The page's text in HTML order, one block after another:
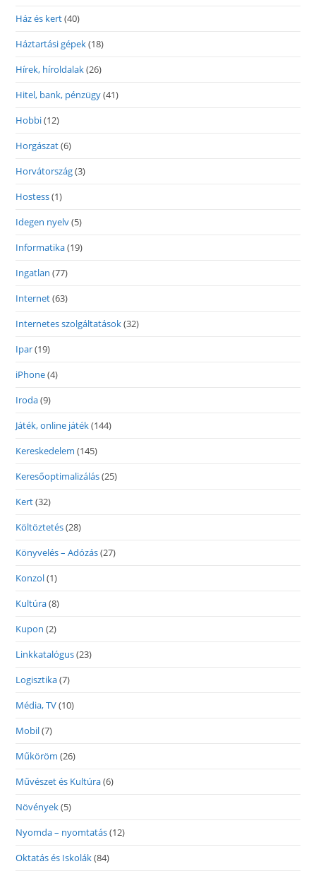
Ház és kert(40)
Háztartási gépek(18)
Hírek, híroldalak(26)
Hitel, bank, pénzügy(41)
Hobbi(12)
Horgászat(6)
Horvátország(3)
Hostess(1)
Idegen nyelv(5)
Informatika(19)
Ingatlan (77)
Internet(63)
Internetes szolgáltatások(32)
Ipar(19)
iPhone(4)
Iroda(9)
Játék, online játék(144)
Kereskedelem (145)
Keresőoptimalizálás(25)
Kert(32)
Költöztetés(28)
Könyvelés – Adózás(27)
Konzol(1)
Kultúra(8)
Kupon (2)
Linkkatalógus(23)
Logisztika(7)
Média, TV(10)
Mobil(7)
Műköröm (26)
Művészet és Kultúra(6)
Növények(5)
Nyomda – nyomtatás(12)
Oktatás és Iskolák(84)